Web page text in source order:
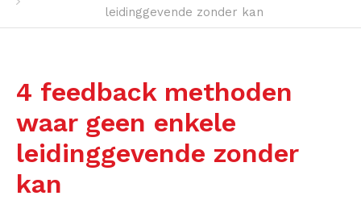
leidinggevende zonder kan
4 feedback methoden
waar geen enkele
leidinggevende zonder
kan